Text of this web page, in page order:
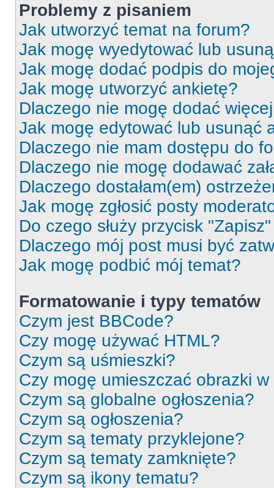
Problemy z pisaniem
Jak utworzyć temat na forum?
Jak mogę wyedytować lub
Jak mogę dodać podpis do
Jak mogę utworzyć ankietę?
Dlaczego nie mogę dodać
Jak mogę edytować lub usunąć
Dlaczego nie mam dostępu do
Dlaczego nie mogę dodawać
Dlaczego dostałam(em)
Jak mogę zgłosić posty
Do czego służy przycisk
Dlaczego mój post musi być
Jak mogę podbić mój temat?
Formatowanie i typy tematów
Czym jest BBCode?
Czy mogę używać HTML?
Czym są uśmieszki?
Czy mogę umieszczać obrazki
Czym są globalne ogłoszenia?
Czym są ogłoszenia?
Czym są tematy przyklejone?
Czym są tematy zamknięte?
Czym są ikony tematu?